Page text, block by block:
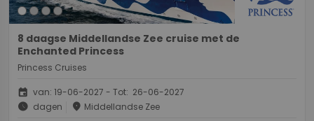
8 daagse Middellandse Zee cruise met de
Enchanted Princess
Princess Cruises
event van: 19-06-2027 - Tot: 26-06-2027
schedule dagen place Middellandse Zee